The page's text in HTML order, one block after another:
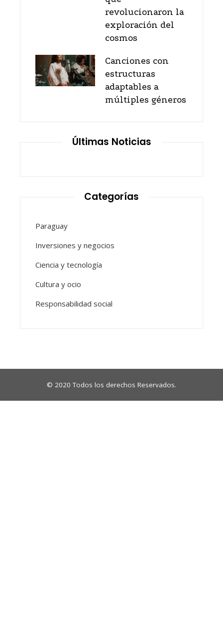
revolucionaron la
exploración del
cosmos
Canciones con
estructuras
adaptables a
múltiples géneros
Últimas Noticias
Categorías
Paraguay
Inversiones y negocios
Ciencia y tecnología
Cultura y ocio
Responsabilidad social
© 2020 Todos los derechos Reservados.